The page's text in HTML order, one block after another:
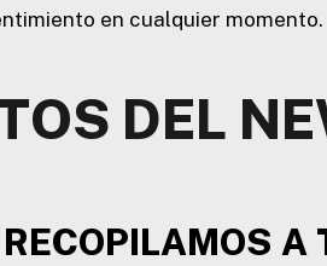
en cualquier momento.
DEL